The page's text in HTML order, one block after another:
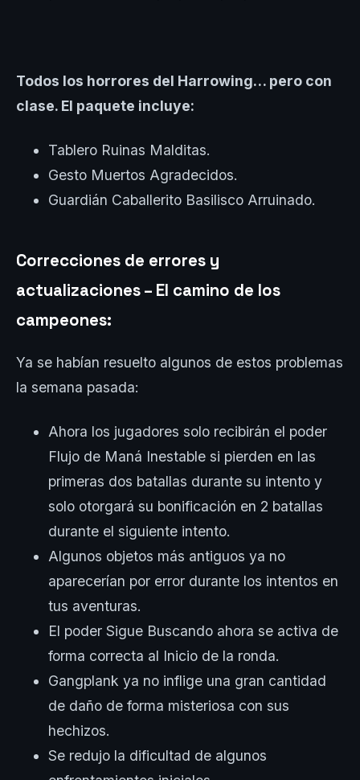
Todos los horrores del Harrowing… pero con
clase. El paquete incluye:
Tablero Ruinas Malditas.
Gesto Muertos Agradecidos.
Guardián Caballerito Basilisco Arruinado.
Correcciones de errores y
actualizaciones – El camino de los
campeones:
Ya se habían resuelto algunos de estos problemas
la semana pasada:
Ahora los jugadores solo recibirán el poder
Flujo de Maná Inestable si pierden en las
primeras dos batallas durante su intento y
solo otorgará su bonificación en 2 batallas
durante el siguiente intento.
Algunos objetos más antiguos ya no
aparecerían por error durante los intentos en
tus aventuras.
El poder Sigue Buscando ahora se activa de
forma correcta al Inicio de la ronda.
Gangplank ya no inflige una gran cantidad
de daño de forma misteriosa con sus
hechizos.
Se redujo la dificultad de algunos